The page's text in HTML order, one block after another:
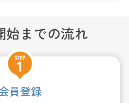
始までの流れ
員登録